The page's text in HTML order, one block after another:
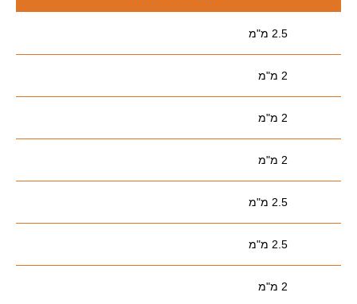
2.5 מ"מ
2 מ"מ
2 מ"מ
2 מ"מ
2.5 מ"מ
2.5 מ"מ
2 מ"מ